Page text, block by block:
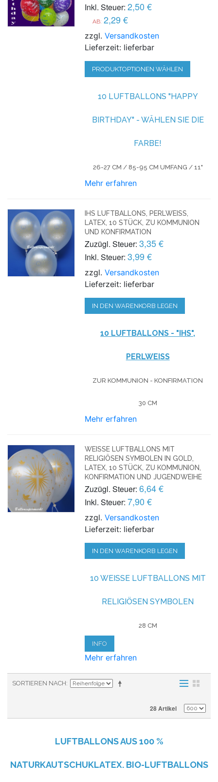
Inkl. Steuer: 2,50 €
AB: 2,29 €
zzgl.Versandkosten
Lieferzeit: lieferbar
PRODUKTOPTIONEN WÄHLEN
10 LUFTBALLONS "HAPPY
BIRTHDAY" - WÄHLEN SIE DIE
FARBE!
26-27 CM / 85-95 CM UMFANG / 11"
Mehr erfahren
IHS LUFTBALLONS, PERLWEISS, L
ATEX, 10 STÜCK, ZU KOMMUNION U
ND KONFIRMATION
Zuzügl. Steuer: 3,35 €
Inkl. Steuer: 3,99 €
zzgl.Versandkosten
Lieferzeit: lieferbar
IN DEN WARENKORB LEGEN
10 LUFTBALLONS - "IHS",
PERLWEISS
ZUR KOMMUNION - KONFIRMATION
30 CM
Mehr erfahren
WEISSE LUFTBALLONS MIT R
ELIGIÖSEN SYMBOLEN IN GOLD, L
ATEX, 10 STÜCK, ZU KOMMUNION, K
ONFIRMATION UND JUGENDWEIHE
Zuzügl. Steuer: 6,64 €
Inkl. Steuer: 7,90 €
zzgl.Versandkosten
Lieferzeit: lieferbar
IN DEN WARENKORB LEGEN
10 WEISSE LUFTBALLONS MIT R
ELIGIÖSEN SYMBOLEN
28 CM
INFO
Mehr erfahren
SORTIEREN NACH
28 Artikel
LUFTBALLONS AUS100 %
NATURKAUTSCHUKLATEX. BIO-LUFTBALLONS